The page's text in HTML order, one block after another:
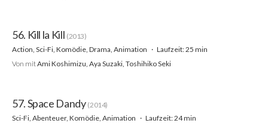
56. Kill la Kill (2013)
Action, Sci-Fi, Komödie, Drama, Animation
Laufzeit: 25 min
Von mitAmi Koshimizu, Aya Suzaki, Toshihiko Seki
57. Space Dandy (2014)
Sci-Fi, Abenteuer, Komödie, Animation
Laufzeit: 24 min